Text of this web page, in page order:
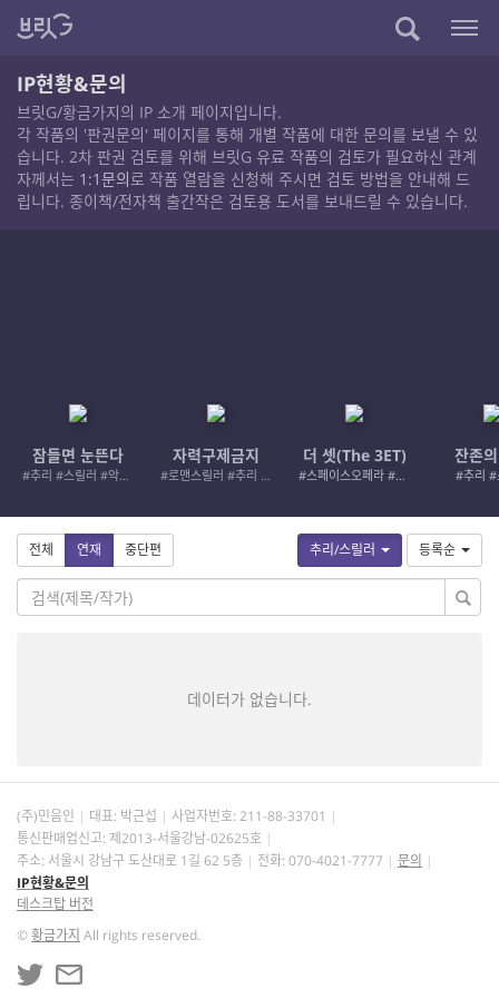
IP현황&문의
브릿G/황금가지의 IP 소개 페이지입니다.
각 작품의 '판권문의' 페이지를 통해 개별 작품에 대한 문의를 보낼 수 있
습니다. 2차 판권 검토를 위해 브릿G 유료 작품의 검토가 필요하신 관계
자께서는 1:1문의로 작품 열람을 신청해 주시면 검토 방법을 안내해 드
립니다. 종이책/전자책 출간작은 검토용 도서를 보내드릴 수 있습니다.
잠들면 눈뜬다
#추리 #스릴러 #악인 #로드레이지
자력구제금지
#로맨스릴러 #추리 #여성서사 #사적제재
더 셋(The 3ET)
#스페이스오페라 #우주활극
잔존
#추리 #
추리/스릴러 등록순
전체 연재 중단편
데이터가 없습니다.
(주)민음인 대표: 박근섭 사업자번호: 211-88-33701
통신판매업신고: 제2013-서울강남-02625호
주소: 서울시 강남구 도산대로 1길 62 5층
전화: 070-4021-7777
문의
IP현황&문의
데스크탑 버전
©황금가지 All rights reserved.